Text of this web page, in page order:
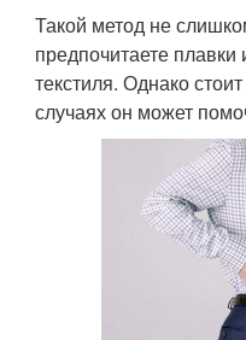
Такой метод не
предпочитаете плавки
текстиля. Однако
случаях он может